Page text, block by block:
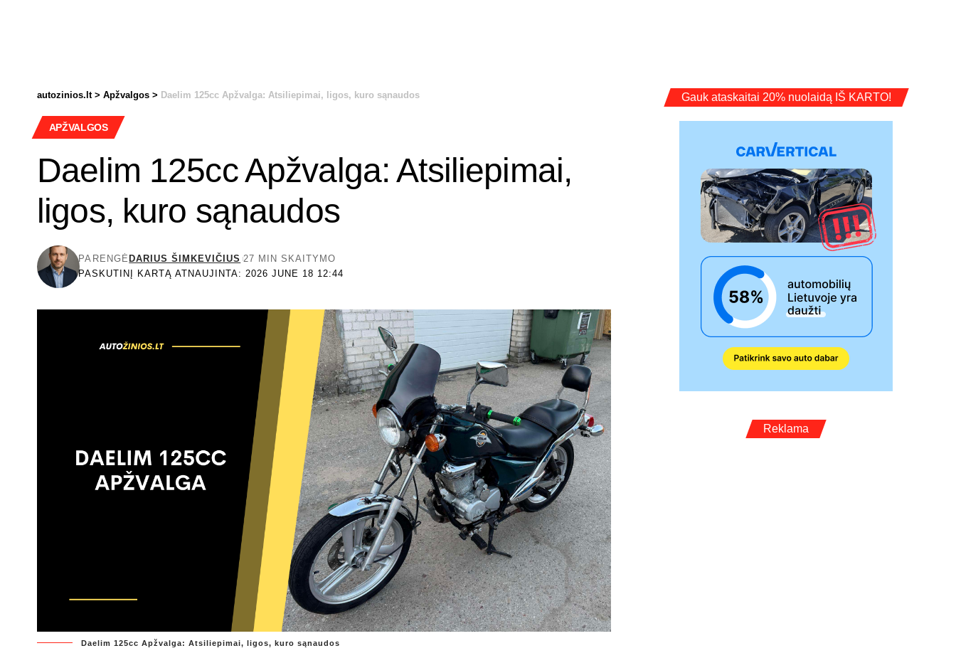
autozinios.lt> Apžvalgos > Daelim 125cc Apžvalga: Atsiliepimai, ligos, kuro sąnaudos
APŽVALGOS
Daelim 125cc Apžvalga: Atsiliepimai,
ligos, kuro sąnaudos
PASKUTINĮ KARTĄ ATNAUJINTA: 2026 JUNE 18 12:44
PARENGĖ DARIUS ŠIMKEVIČIUS 27 MIN SKAITYMO
Daelim 125cc Apžvalga: Atsiliepimai, ligos, kuro sąnaudos
Gauk ataskaitai 20% nuolaidą IŠ KARTO!
Reklama